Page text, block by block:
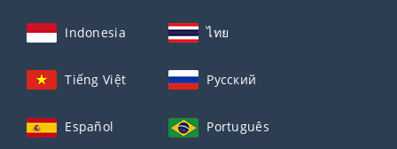
Indonesia ไทย
Tiếng Việt Русский
Español Português